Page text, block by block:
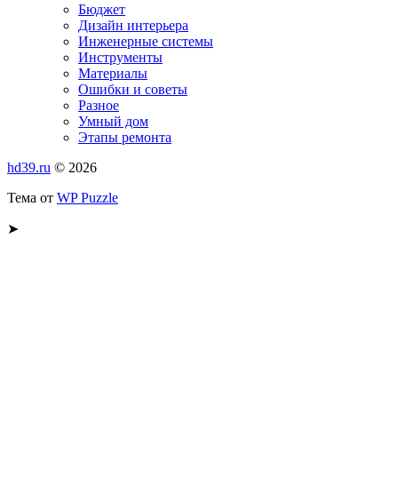
Бюджет
Дизайн интерьера
Инженерные системы
Инструменты
Материалы
Ошибки и советы
Разное
Умный дом
Этапы ремонта
hd39.ru © 2026
Тема от WP Puzzle
➤